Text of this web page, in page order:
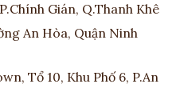
Gián, Q.Thanh Khê
An Hòa, Quận Ninh
Tổ 10, Khu Phố 6, P.An